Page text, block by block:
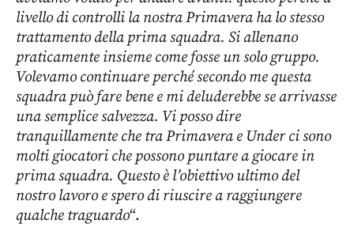
livello di controlli la nostra Primavera ha lo stesso
trattamento della prima squadra. Si allenano
praticamente insieme come fosse un solo gruppo.
Volevamo continuare perché secondo me questa
squadra può fare bene e mi deluderebbe se arrivasse
una semplice salvezza. Vi posso dire
tranquillamente che tra Primavera e Under ci sono
molti giocatori che possono puntare a giocare in
prima squadra. Questo è l’obiettivo ultimo del
nostro lavoro e spero di riuscire a raggiungere
qualche traguardo“.